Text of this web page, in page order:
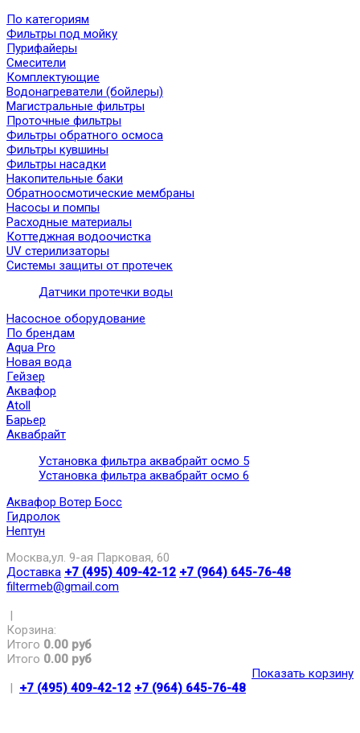
По категориям
Фильтры под мойку
Пурифайеры
Смесители
Комплектующие
Водонагреватели (бойлеры)
Магистральные фильтры
Проточные фильтры
Фильтры обратного осмоса
Фильтры кувшины
Фильтры насадки
Накопительные баки
Обратноосмотические мембраны
Насосы и помпы
Расходные материалы
Коттеджная водоочистка
UV стерилизаторы
Системы защиты от протечек
Датчики протечки воды
Насосное оборудование
По брендам
Aqua Pro
Новая вода
Гейзер
Аквафор
Atoll
Барьер
Аквабрайт
Установка фильтра аквабрайт осмо 5
Установка фильтра аквабрайт осмо 6
Аквафор Вотер Босс
Гидролок
Нептун
Москва,ул. 9-ая Парковая, 60
Доставка +7 (495) 409-42-12 +7 (964) 645-76-48
filtermeb@gmail.com
|
Корзина:
Итого 0.00 руб
Итого 0.00 руб
Показать корзину
| +7 (495) 409-42-12 +7 (964) 645-76-48